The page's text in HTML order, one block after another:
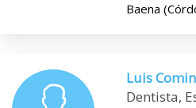
Baena
Luis
Dentista,